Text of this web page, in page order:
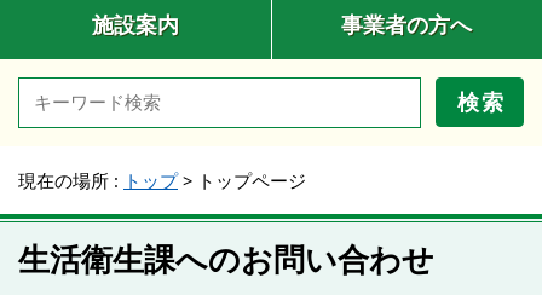
施設案内 事業者の方へ
検索
現在の場所 : トップ> トップページ
生活衛生課へのお問い合わせ